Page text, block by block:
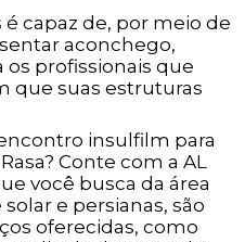
capaz de, por meio de
aconchego,
profissionais que
que suas estruturas
insulfilm para
Conte com a AL
você busca da área
e persianas, são
oferecidas, como